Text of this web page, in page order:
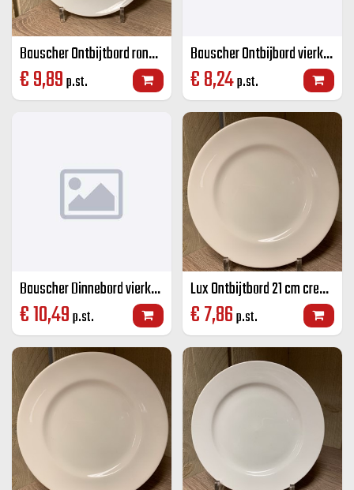
Bauscher Ontbijtbord rond wit 26 cm
€9,89p.st.
Bauscher Ontbijbord vierkant wit 21 cm
€8,24p.st.
Bauscher Dinnebord vierkant wit 27 cm
€10,49p.st.
Lux Ontbijtbord 21 cm creme
€7,86p.st.